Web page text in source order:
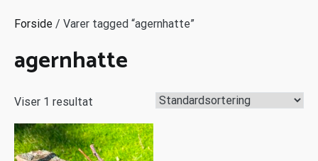
Forside / Varer tagged “agernhatte”
agernhatte
Viser 1 resultat